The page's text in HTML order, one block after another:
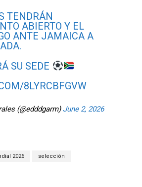
TENDRÁN
ABIERTO Y EL
ANTE JAMAICA A
SU SEDE
8LYRCBFGVW
(@edddgarm) June 2, 2026
2026 selección